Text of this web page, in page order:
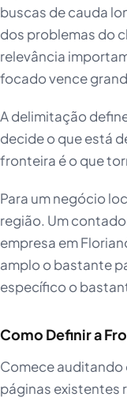
buscas de cauda
dos problemas do
relevância
focado vence
A delimitação
decide o que está
fronteira é o que
Para um negócio
região. Um
empresa em
amplo o bastante
específico o
Como Definir a
Comece auditando
páginas existentes